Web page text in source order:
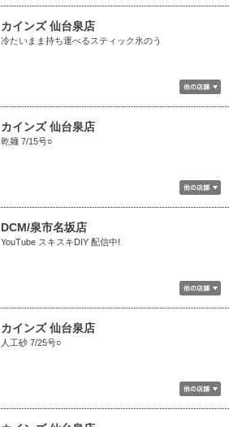
カインズ 仙台泉店
冷たいまま持ち運べるスティック氷のう
カインズ 仙台泉店
乾麺 7/15号○
DCM/泉市名坂店
YouTube スキスキDIY 配信中!
カインズ 仙台泉店
人工砂 7/25号○